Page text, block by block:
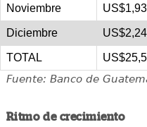
Noviembre
Diciembre
TOTAL
Fuente: Banco de
Ritmo de crecimiento